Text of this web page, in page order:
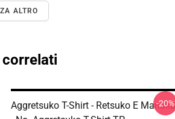
ALTRO
Aggretsuko T-Shirt - Retsuko E Manaka
-20%